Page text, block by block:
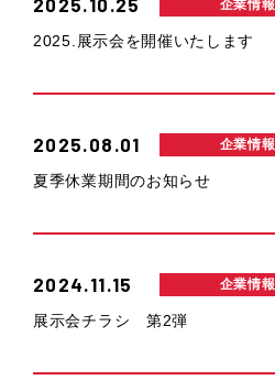
2025.10.25 企業情報
2025.展示会を開催いたします
2025.08.01 企業情報
夏季休業期間のお知らせ
2024.11.15 企業情報
展示会チラシ 第2弾